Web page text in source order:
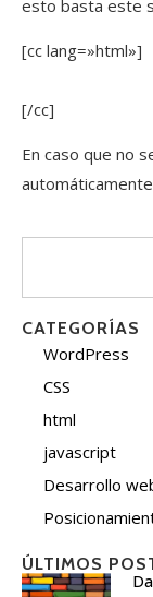
esto basta este
[cc lang=»html»]
[/cc]
En caso que no
CATEGORÍAS
WordPress
CSS
html
javascript
Desarrollo
ÚLTIMOS